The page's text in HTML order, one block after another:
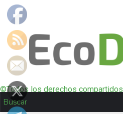
©Todos los derechos compartidos